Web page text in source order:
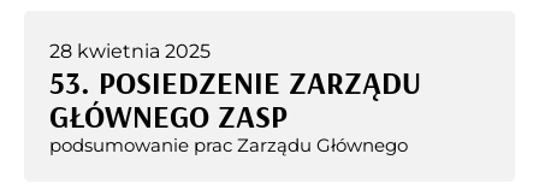
28 kwietnia 2025
53. POSIEDZENIE ZARZĄDU
GŁÓWNEGO ZASP
podsumowanie prac Zarządu Głównego